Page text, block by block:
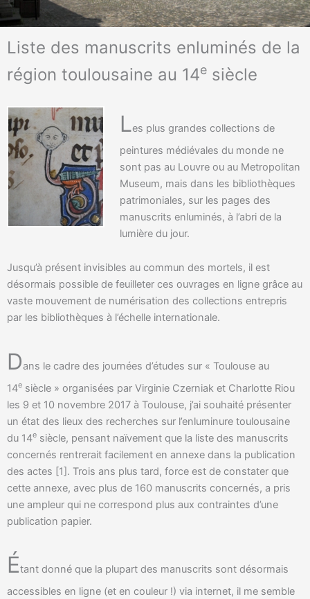
Liste des manuscrits enluminés de la
région toulousaine au 14e siècle
Les plus grandes collections de
peintures médiévales du monde ne
sont pas au Louvre ou au Metropolitan
Museum, mais dans les bibliothèques
patrimoniales, sur les pages des
manuscrits enluminés, à l’abri de la
lumière du jour.
Jusqu’à présent invisibles au commun des mortels, il est
désormais possible de feuilleter ces ouvrages en ligne grâce au
vaste mouvement de numérisation des collections entrepris
par les bibliothèques à l’échelle internationale.
Dans le cadre des journées d’études sur « Toulouse au
14e siècle » organisées par Virginie Czerniak et Charlotte Riou
les 9 et 10 novembre 2017 à Toulouse, j’ai souhaité présenter
un état des lieux des recherches sur l’enluminure toulousaine
du 14e siècle, pensant naïvement que la liste des manuscrits
concernés rentrerait facilement en annexe dans la publication
des actes [1]. Trois ans plus tard, force est de constater que
cette annexe, avec plus de 160 manuscrits concernés, a pris
une ampleur qui ne correspond plus aux contraintes d’une
publication papier.
Étant donné que la plupart des manuscrits sont désormais
accessibles en ligne (et en couleur !) via internet, il me semble